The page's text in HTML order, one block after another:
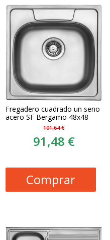
Fregadero cuadrado un seno
acero SF Bergamo 48x48
101,64 €
91,48 €
Comprar